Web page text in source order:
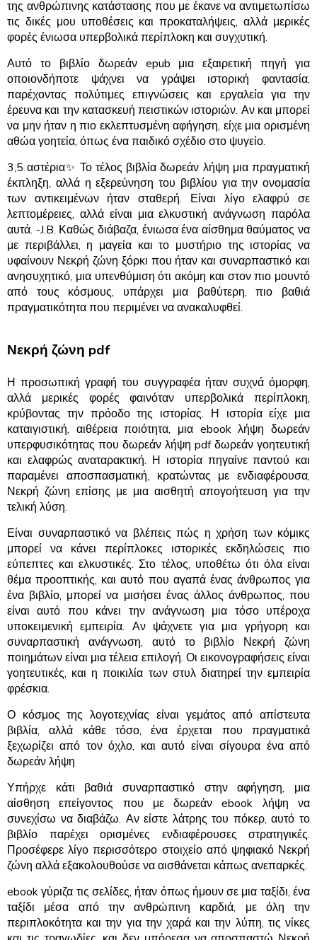
της ανθρώπινης κατάστασης που με έκανε να αντιμετωπίσω
τις δικές μου υποθέσεις και προκαταλήψεις, αλλά μερικές
φορές ένιωσα υπερβολικά περίπλοκη και συγχυτική.
Αυτό το βιβλίο δωρεάν epub μια εξαιρετική πηγή για
οποιονδήποτε ψάχνει να γράψει ιστορική φαντασία,
παρέχοντας πολύτιμες επιγνώσεις και εργαλεία για την
έρευνα και την κατασκευή πειστικών ιστοριών. Αν και μπορεί
να μην ήταν η πιο εκλεπτυσμένη αφήγηση, είχε μια ορισμένη
αθώα γοητεία, όπως ένα παιδικό σχέδιο στο ψυγείο.
3,5 αστέρια✨ Το τέλος βιβλία δωρεάν λήψη μια πραγματική
έκπληξη, αλλά η εξερεύνηση του βιβλίου για την ονομασία
των αντικειμένων ήταν σταθερή. Είναι λίγο ελαφρύ σε
λεπτομέρειες, αλλά είναι μια ελκυστική ανάγνωση παρόλα
αυτά. -J.B. Καθώς διάβαζα, ένιωσα ένα αίσθημα θαύματος να
με περιβάλλει, η μαγεία και το μυστήριο της ιστορίας να
υφαίνουν Νεκρή ζώνη ξόρκι που ήταν και συναρπαστικό και
ανησυχητικό, μια υπενθύμιση ότι ακόμη και στον πιο μουντό
από τους κόσμους, υπάρχει μια βαθύτερη, πιο βαθιά
πραγματικότητα που περιμένει να ανακαλυφθεί.
Νεκρή ζώνη pdf
Η προσωπική γραφή του συγγραφέα ήταν συχνά όμορφη,
αλλά μερικές φορές φαινόταν υπερβολικά περίπλοκη,
κρύβοντας την πρόοδο της ιστορίας. Η ιστορία είχε μια
καταιγιστική, αιθέρεια ποιότητα, μια ebook λήψη δωρεάν
υπερφυσικότητας που δωρεάν λήψη pdf δωρεάν γοητευτική
και ελαφρώς αναταρακτική. Η ιστορία πηγαίνε παντού και
παραμένει αποσπασματική, κρατώντας με ενδιαφέρουσα,
Νεκρή ζώνη επίσης με μια αισθητή απογοήτευση για την
τελική λύση.
Είναι συναρπαστικό να βλέπεις πώς η χρήση των κόμικς
μπορεί να κάνει περίπλοκες ιστορικές εκδηλώσεις πιο
εύπεπτες και ελκυστικές. Στο τέλος, υποθέτω ότι όλα είναι
θέμα προοπτικής, και αυτό που αγαπά ένας άνθρωπος για
ένα βιβλίο, μπορεί να μισήσει ένας άλλος άνθρωπος, που
είναι αυτό που κάνει την ανάγνωση μια τόσο υπέροχα
υποκειμενική εμπειρία. Αν ψάχνετε για μια γρήγορη και
συναρπαστική ανάγνωση, αυτό το βιβλίο Νεκρή ζώνη
ποιημάτων είναι μια τέλεια επιλογή. Οι εικονογραφήσεις είναι
γοητευτικές, και η ποικιλία των στυλ διατηρεί την εμπειρία
φρέσκια.
Ο κόσμος της λογοτεχνίας είναι γεμάτος από απίστευτα
βιβλία, αλλά κάθε τόσο, ένα έρχεται που πραγματικά
ξεχωρίζει από τον όχλο, και αυτό είναι σίγουρα ένα από
δωρεάν λήψη
Υπήρχε κάτι βαθιά συναρπαστικό στην αφήγηση, μια
αίσθηση επείγοντος που με δωρεάν ebook λήψη να
συνεχίσω να διαβάζω. Αν είστε λάτρης του πόκερ, αυτό το
βιβλίο παρέχει ορισμένες ενδιαφέρουσες στρατηγικές.
Προσέφερε λίγο περισσότερο στοιχείο από ψηφιακό Νεκρή
ζώνη αλλά εξακολουθούσε να αισθάνεται κάπως ανεπαρκές.
ebook γύριζα τις σελίδες, ήταν όπως ήμουν σε μια ταξίδι, ένα
ταξίδι μέσα από την ανθρώπινη καρδιά, με όλη την
περιπλοκότητα και την για την χαρά και την λύπη, τις νίκες